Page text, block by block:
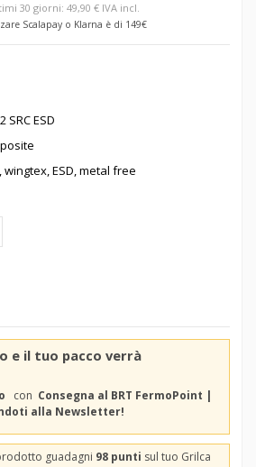
30 giorni: 49,90 € IVA incl.
Scalapay o Klarna è di 149€
SRC ESD
ESD, metal free
e il tuo pacco verrà
con Consegna al BRT FermoPoint |
alla Newsletter!
guadagni 98 punti sul tuo Grilca